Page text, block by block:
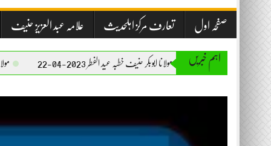
صفحہ اول تعارف مرکز اہلحدیث علامہ عبد العزیز حنیف
اہم خبریں
مولانا ابوبکر حنیف خطبہ عید الفطر 2023-04-22 مولانا ابوبکر حنیف